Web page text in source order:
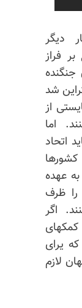
دیگر
فراز
جنگنده
شد
از
اما
اتحاد
عهده
را ظرف
اگر
کمکهای
یرای
لازم